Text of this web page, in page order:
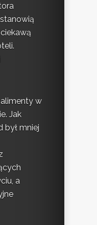
w
Jak
był mniej
a